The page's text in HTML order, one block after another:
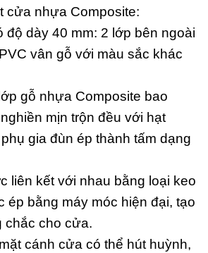
cửa nhựa Composite:
dày 40 mm: 2 lớp bên ngoài
vân gỗ với màu sắc khác
gỗ nhựa Composite bao
mịn trộn đều với hạt
gia đùn ép thành tấm dạng
liên kết với nhau bằng loại keo
ép bằng máy móc hiện đại, tạo
chắc cho cửa.
cánh cửa có thể hút huỳnh,